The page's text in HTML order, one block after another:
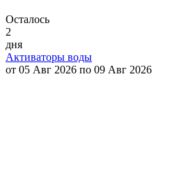
Осталось
2
дня
Активаторы воды
от 05 Авг 2026 по 09 Авг 2026